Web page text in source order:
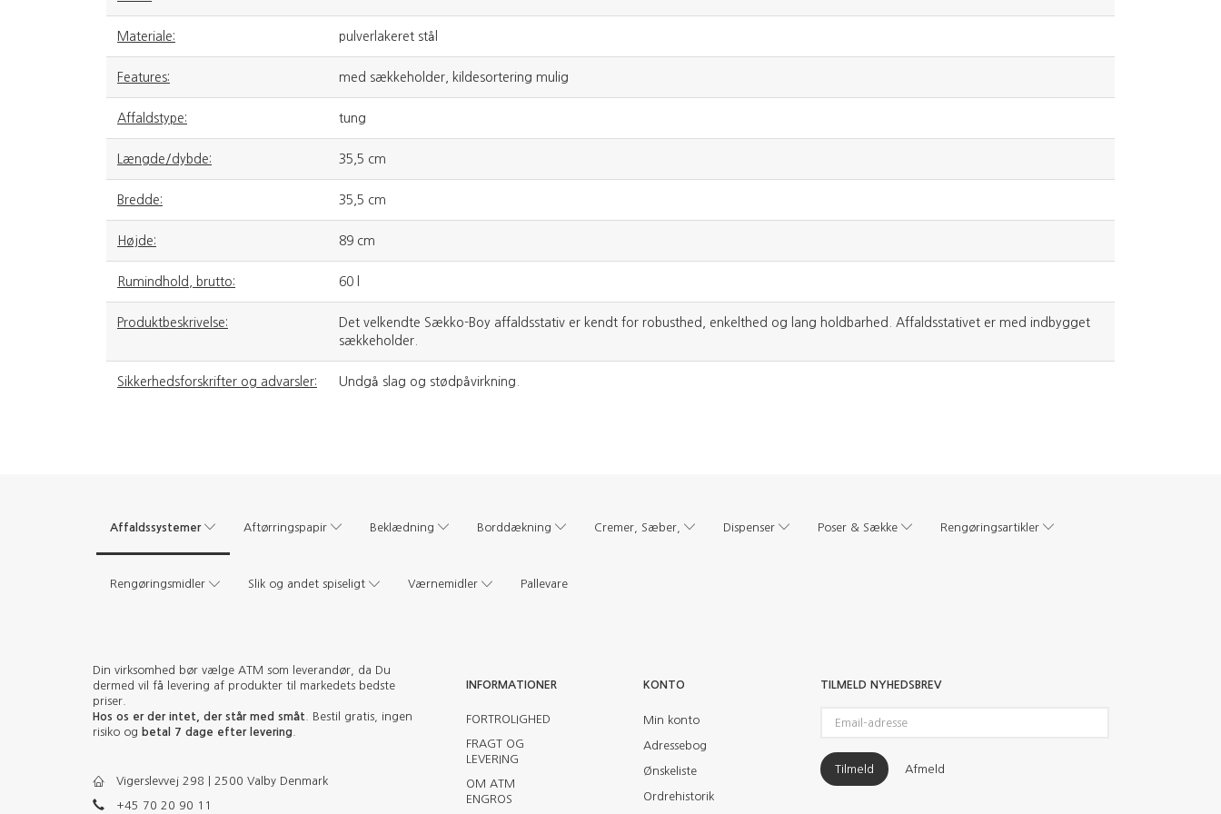
Materiale: pulverlakeret stål
Features: med sækkeholder, kildesortering mulig
Affaldstype: tung
Længde/dybde: 35,5 cm
Bredde: 35,5 cm
Højde: 89 cm
Rumindhold, brutto: 60 l
Produktbeskrivelse:
Det velkendte Sækko-Boy affaldsstativ er kendt for robusthed, enkelthed og lang holdbarhed. Affaldsstativet er med indbygget
sækkeholder.
Sikkerhedsforskrifter og advarsler: Undgå slag og stødpåvirkning.
Affaldssystemer Aftørringspapir Beklædning Borddækning Cremer, Sæber, Dispenser Poser & Sække Rengøringsartikler
Rengøringsmidler Slik og andet spiseligt Værnemidler Pallevare
Din virksomhed bør vælge ATM som leverandør, da Du
dermed vil få levering af produkter til markedets bedste
priser.
Hos os er der intet, der står med småt . Bestil gratis, ingen
risiko og betal 7 dage efter levering
Vigerslevvej 298 | 2500 Valby Denmark
+45 70 20 90 11
INFORMATIONER
FORTROLIGHED
FRAGT OG
LEVERING
OM ATM
ENGROS
KONTO
Min konto
Adressebog
Ønskeliste
Ordrehistorik
TILMELD NYHEDSBREV
adresse
Tilmeld Afmeld